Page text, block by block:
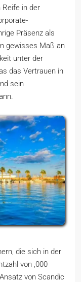
in der
Präsenz als
gewisses Maß an
unter der
das Vertrauen in
sein
die sich in der
von ,000
von Scandic